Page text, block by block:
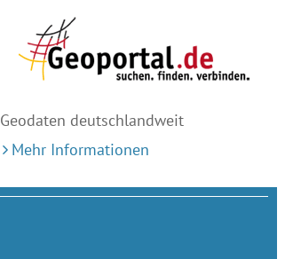
Geodaten deutschlandweit
Mehr Informationen